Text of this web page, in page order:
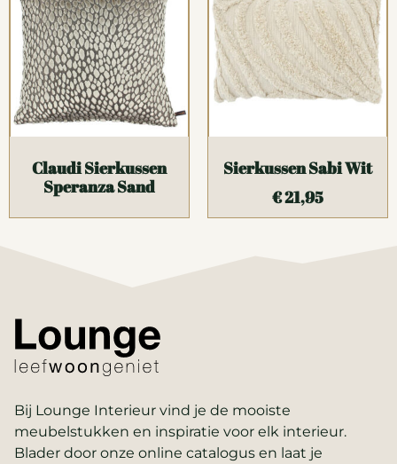
Claudi Sierkussen
Speranza Sand
Sierkussen Sabi Wit
€21,95
Bij Lounge Interieur vind je de mooiste
meubelstukken en inspiratie voor elk interieur.
Blader door onze online catalogus en laat je